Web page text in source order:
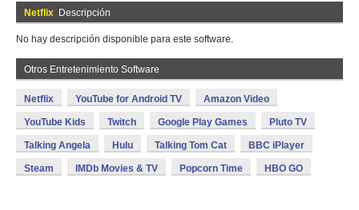
Netflix Descripción
No hay descripción disponible para este software.
Otros Entretenimiento Software
Netflix YouTube for Android TV Amazon Video
YouTube Kids Twitch Google Play Games Pluto TV
Talking Angela Hulu Talking Tom Cat BBC iPlayer
Steam IMDb Movies & TV Popcorn Time HBO GO